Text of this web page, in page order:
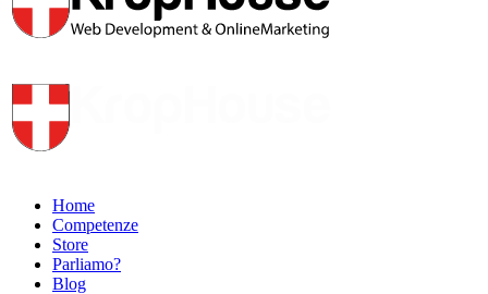
Home
Competenze
Store
Parliamo?
Blog